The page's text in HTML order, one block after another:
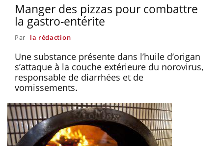
Manger des pizzas pour combattre
la gastro-entérite
Par la rédaction
Une substance présente dans l’huile d’origan
s’attaque à la couche extérieure du norovirus,
responsable de diarrhées et de
vomissements.